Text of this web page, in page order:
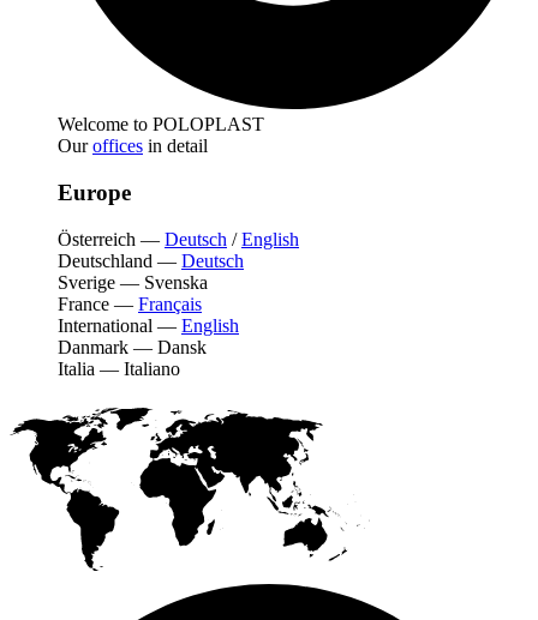
Welcome to POLOPLAST
Ouroffices in detail
Europe
Österreich — Deutsch /English
Deutschland — Deutsch
Sverige — Svenska
France — Français
International — English
Danmark — Dansk
Italia — Italiano